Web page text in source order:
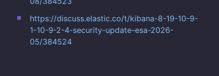
https://discuss.elastic.co/t/kibana-8-19-10-9-
1-10-9-2-4-security-update-esa-2026-
05/384524